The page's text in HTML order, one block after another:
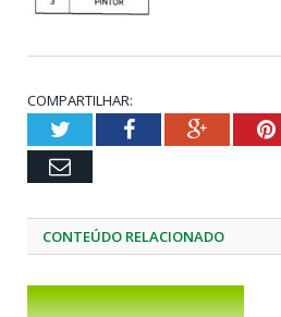
COMPARTILHAR:
TwitterFacebookGoogle+
Email
CONTEÚDO RELACIONADO